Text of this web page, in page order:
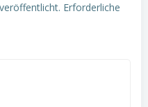
Erforderliche